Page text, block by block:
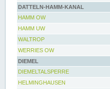
DATTELN-HAMM-KANAL
HAMM OW
HAMM UW
WALTROP
WERRIES OW
DIEMEL
DIEMELTALSPERRE
HELMINGHAUSEN